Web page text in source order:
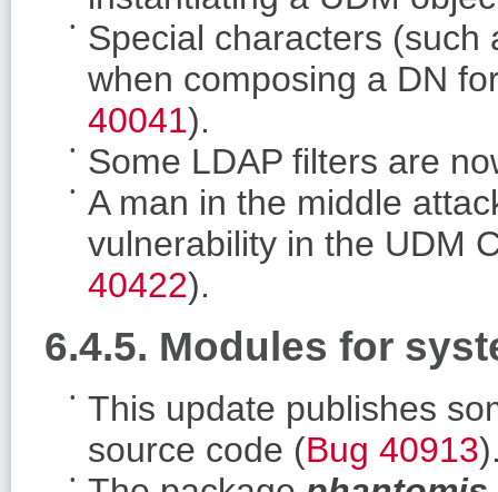
Special characters
when composing a DN
40041).
Some LDAP filters are
A man in the middle
vulnerability in the UDM
40422).
6.4.5. Modules for
This update publishes
source code (Bug 40913